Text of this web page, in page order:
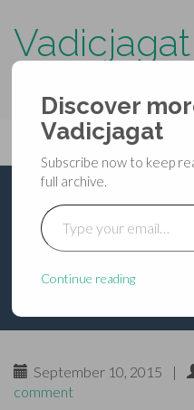
Vadicjagat
Primary
Menu
content
Vadicjagat
श्रीललिता-
स्तोत्रम्
September 10, 2015 |
comment
Discover
Vadicjagat
Subscribe now to keep
full archive.
Type your email…
Continue reading